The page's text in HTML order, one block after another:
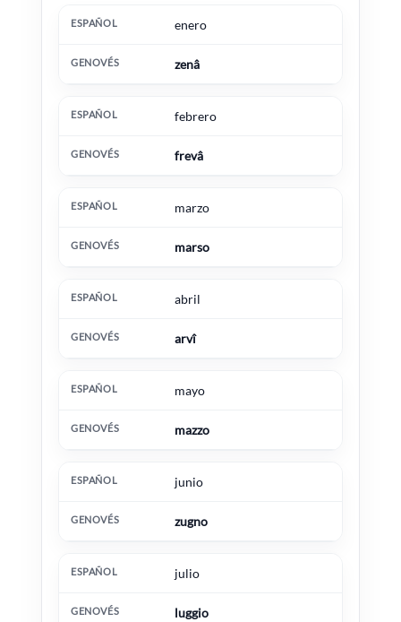
Español Genovésenero
zenâ
febrero
frevâ
marzo
marso
abril
arvî
mayo
mazzo
junio
zugno
julio
luggio